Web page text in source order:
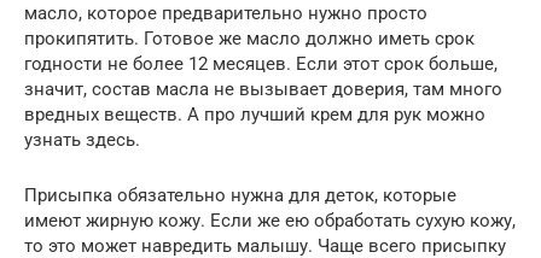
масло, которое предварительно нужно просто
прокипятить. Готовое же масло должно иметь срок
годности не более 12 месяцев. Если этот срок больше,
значит, состав масла не вызывает доверия, там много
вредных веществ. А про лучший крем для рук можно
узнать здесь.
Присыпка обязательно нужна для деток, которые
имеют жирную кожу. Если же ею обработать сухую кожу,
то это может навредить малышу. Чаще всего присыпку